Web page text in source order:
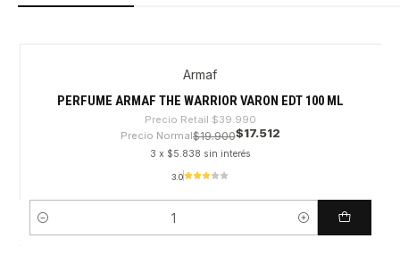
Armaf
PERFUME ARMAF THE WARRIOR VARON EDT 100 ML
Precio Retail $39.990
Precio Normal$19.900$17.512
3 x $5.838 sin interés
3.0
Cantidad